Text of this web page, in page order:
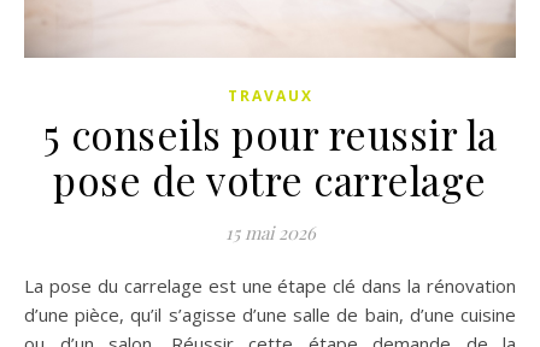
TRAVAUX
5 conseils pour reussir la
pose de votre carrelage
15 mai 2026
La pose du carrelage est une étape clé dans la rénovation
d’une pièce, qu’il s’agisse d’une salle de bain, d’une cuisine